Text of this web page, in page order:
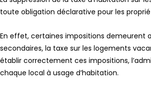
toute obligation déclarative pour les
En effet, certaines impositions demeurent
secondaires, la taxe sur les logements
établir correctement ces impositions,
chaque local à usage d’habitation.